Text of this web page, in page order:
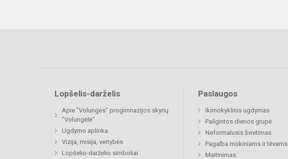
Lopšelis-darželis
Apie "Volungės" progimnazijos skyrių
"Volungėlė"
Ugdymo aplinka
Vizija, misija, vertybės
Lopšelio-darželio simboliai
Paslaugos
Ikimokyklinis ugdymas
Pailgintos dienos grupė
Neformalusis švietimas
Pagalba mokiniams ir tėvams
Maitinimas